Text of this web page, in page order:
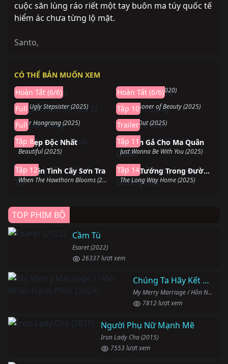
cuộc săn lùng ráo riết một tay buôn ma túy quốc tế
hiểm ác chưa từng lộ mặt.
Santo,
CÓ THỂ BẢN MUỐN XEM
Mosaic (2018)
Hoàn Tất (6/6) The Third Day (2020)
Hoàn Tất (6/6)
Người Chị Kế Xấu Xí
The Ugly Stepsister (2025)
Full
Khom Lưng
The Prisoner of Beauty (2025)
Tập 10
Nuốt Vàng
Dear Hongrang (2025)
Full
Knock Out
Knock Out (2025)
Trailer
Vẻ Đẹp Độc Nhất
Beautiful (2025)
Tập 8
Đang chiếu
Ba Lần Gả Cho Ma Quân
Just Wanna Be With You (2025)
Tập 11
Chuyện Tình Cây Sơn Tra
When The Hawthorn Blooms (2025)
Tập 12
Chân Tướng Trong Đường Nét
The Long Way Home (2025)
Tập 14
Đang chiếu
TOP PHIM BỘ
Cầm Tù
Esaret (2022)
26337 lượt xem
Chúng Ta Hãy Kết Hôn Nhé
My Merry Marriage / Hôn Nhân Hạnh Phúc (2024)
7812 lượt xem
Người Phụ Nữ Mạnh Mẽ
Iron Lady Cha (2015)
7553 lượt xem